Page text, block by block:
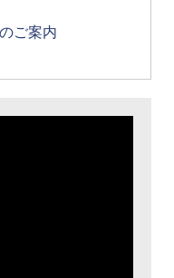
ご案内